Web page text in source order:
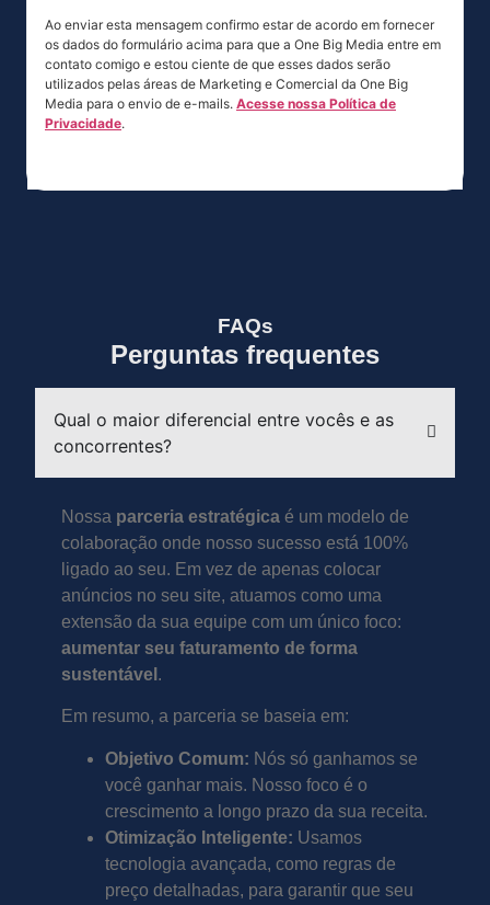
Ao enviar esta mensagem confirmo estar de acordo em fornecer
os dados do formulário acima para que a One Big Media entre em
contato comigo e estou ciente de que esses dados serão
utilizados pelas áreas de Marketing e Comercial da One Big
Media para o envio de e-mails. Acesse nossa Política de
Privacidade.
FAQs
Perguntas frequentes
Qual o maior diferencial entre vocês e as
concorrentes?
Nossa parceria estratégica é um modelo de
colaboração onde nosso sucesso está 100%
ligado ao seu. Em vez de apenas colocar
anúncios no seu site, atuamos como uma
extensão da sua equipe com um único foco:
aumentar seu faturamento de forma
sustentável .
Em resumo, a parceria se baseia em:
Objetivo Comum: Nós só ganhamos se
você ganhar mais. Nosso foco é o
crescimento a longo prazo da sua receita.
Otimização Inteligente: Usamos
tecnologia avançada, como regras de
preço detalhadas, para garantir que seu